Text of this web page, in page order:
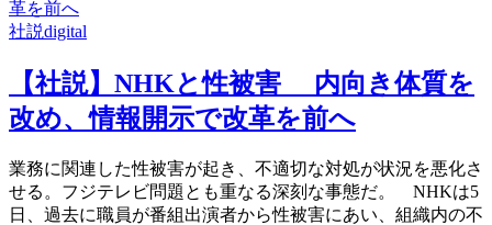
革を前へ
社説digital
【社説】NHKと性被害 内向き体質を
改め、情報開示で改革を前へ
業務に関連した性被害が起き、不適切な対処が状況を悪化さ
せる。フジテレビ問題とも重なる深刻な事態だ。 NHKは5
日、過去に職員が番組出演者から性被害にあい、組織内の不